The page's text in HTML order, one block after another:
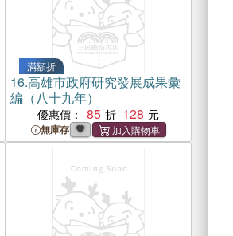
滿額折
16.高雄市政府研究發展成果彙
編（八十九年）
優惠價： 85 128
無庫存